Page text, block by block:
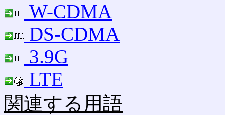
W-CDMA
DS-CDMA
3.9G
LTE
関連する用語